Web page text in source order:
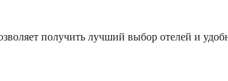
получить лучший выбор отелей и